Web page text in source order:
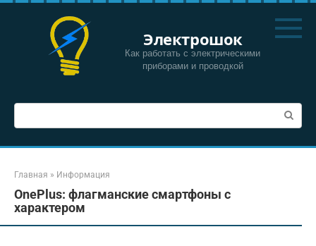
Перейти
Электрошок
Как работать с электрическими
приборами и проводкой
Поиск:
Главная » Информация
OnePlus: флагманские смартфоны с
характером